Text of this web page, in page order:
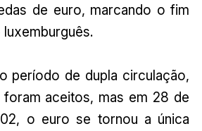
de euro, marcando o fim
período de dupla circulação,
aceitos, mas em 28 de
o euro se tornou a única